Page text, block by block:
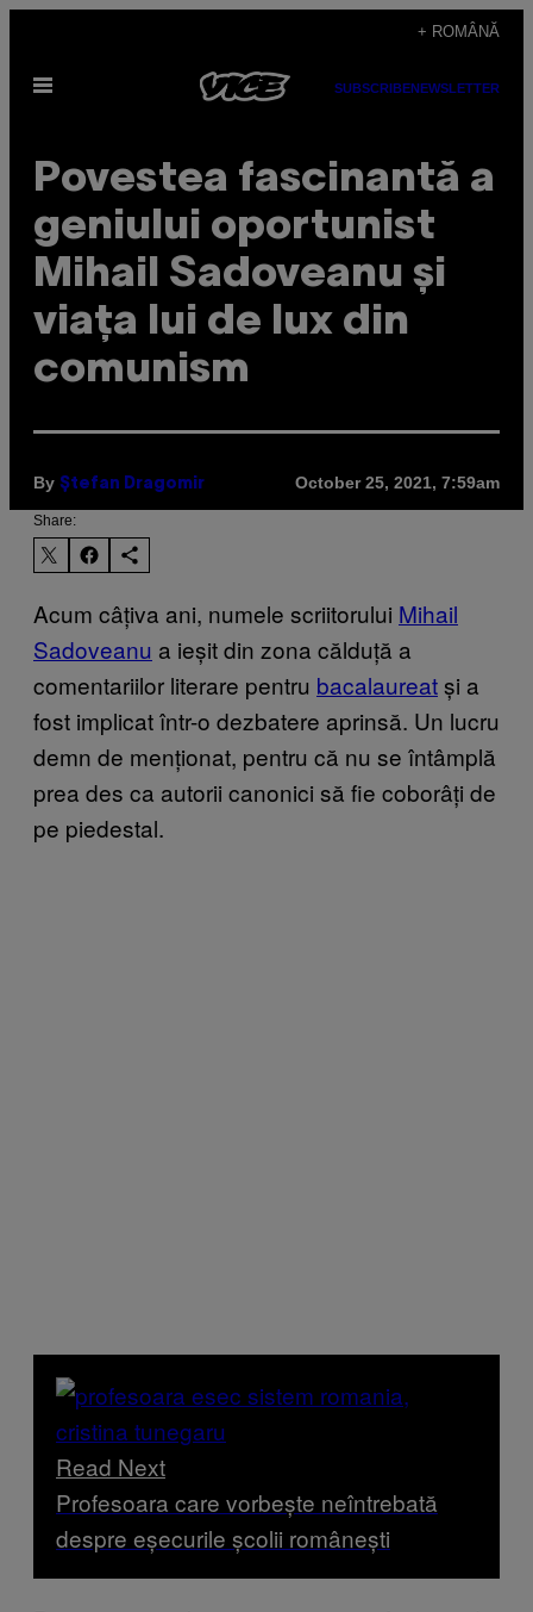
content
+ ROMÂNĂ
Open
SUBSCRIBENEWSLETTER
Povestea fascinantă a
geniului oportunist
Mihail Sadoveanu și
viața lui de lux din
comunism
By Ștefan Dragomir October 25, 2021, 7:59am
Share:
Acum câțiva ani, numele scriitorului Mihail
Sadoveanu a ieșit din zona călduță a
comentariilor literare pentru bacalaureatși a
fost implicat într-o dezbatere aprinsă. Un lucru
demn de menționat, pentru că nu se întâmplă
prea des ca autorii canonici să fie coborâți de
pe piedestal.
Read Next
Profesoara care vorbește neîntrebată
despre eșecurile școlii românești